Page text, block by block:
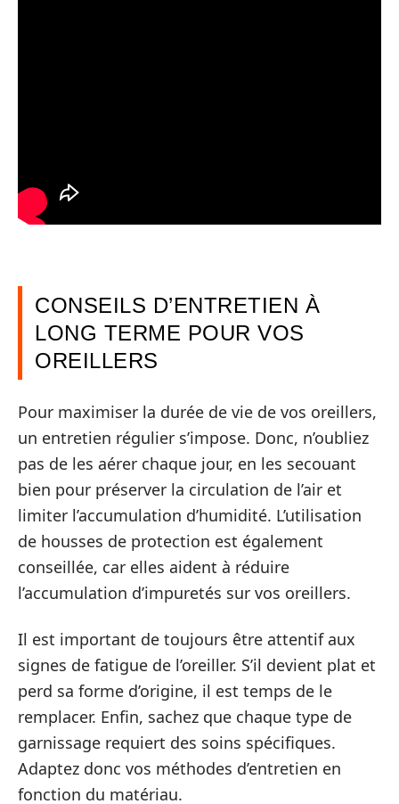
CONSEILS D’ENTRETIEN À
LONG TERME POUR VOS
OREILLERS
Pour maximiser la durée de vie de vos oreillers,
un entretien régulier s’impose. Donc, n’oubliez
pas de les aérer chaque jour, en les secouant
bien pour préserver la circulation de l’air et
limiter l’accumulation d’humidité. L’utilisation
de housses de protection est également
conseillée, car elles aident à réduire
l’accumulation d’impuretés sur vos oreillers.
Il est important de toujours être attentif aux
signes de fatigue de l’oreiller. S’il devient plat et
perd sa forme d’origine, il est temps de le
remplacer. Enfin, sachez que chaque type de
garnissage requiert des soins spécifiques.
Adaptez donc vos méthodes d’entretien en
fonction du matériau.